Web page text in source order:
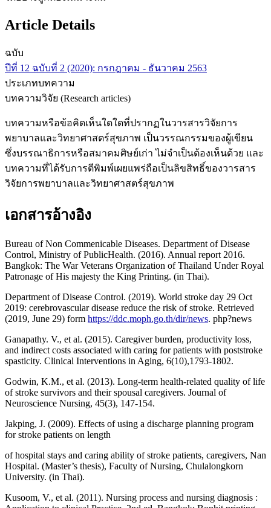
Article Details
ฉบับ
ปีที่ 12 ฉบับที่ 2 (2020): กรกฎาคม - ธันวาคม 2563
ประเภทบทความ
บทความวิจัย (Research articles)
บทความหรือข้อคิดเห็นใดใดที่ปรากฏในวารสารวิจัยการ
พยาบาลและวิทยาศาสตร์สุขภาพ เป็นวรรณกรรมของผู้เขียน
ซึ่งบรรณาธิการหรือสมาคมศิษย์เก่า ไม่จำเป็นต้องเห็นด้วย และ
บทความที่ได้รับการตีพิมพ์เผยแพร่ถือเป็นลิขสิทธิ์ของวารสาร
วิจัยการพยาบาลและวิทยาศาสตร์สุขภาพ
เอกสารอ้างอิง
Bureau of Non Commenicable Diseases. Department of Disease
Control, Ministry of PublicHealth. (2016). Annual report 2016.
Bangkok: The War Veterans Organization of Thailand Under Royal
Patronage of His majesty the King Printing. (in Thai).
Department of Disease Control. (2019). World stroke day 29 Oct
2019: cerebrovascular disease reduce the risk of stroke. Retrieved
(2019, June 29) form https://ddc.moph.go.th/dir/news. php?news
Ganapathy. V., et al. (2015). Caregiver burden, productivity loss,
and indirect costs associated with caring for patients with poststroke
spasticity. Clinical Interventions in Aging, 6(10),1793-1802.
Godwin, K.M., et al. (2013). Long-term health-related quality of life
of stroke survivors and their spousal caregivers. Journal of
Neuroscience Nursing, 45(3), 147-154.
Jakping, J. (2009). Effects of using a discharge planning program
for stroke patients on length
of hospital stays and caring ability of stroke patients, caregivers, Nan
Hospital. (Master’s thesis), Faculty of Nursing, Chulalongkorn
University. (in Thai).
Kusoom, V., et al. (2011). Nursing process and nursing diagnosis :